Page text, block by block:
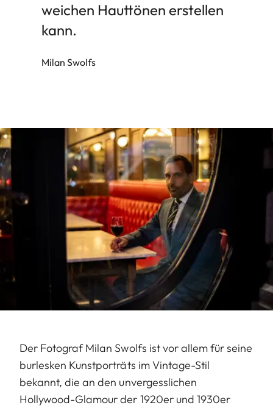
weichen Hauttönen erstellen
kann.
Milan Swolfs
Der Fotograf Milan Swolfs ist vor allem für seine
burlesken Kunstporträts im Vintage-Stil
bekannt, die an den unvergesslichen
Hollywood-Glamour der 1920er und 1930er